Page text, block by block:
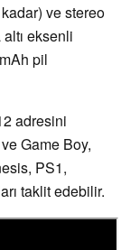
ve stereo
eksenli
pil
adresini
ve Game Boy,
PS1,
taklit edebilir.